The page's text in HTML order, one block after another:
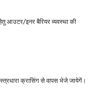
आउटर/इनर बैरियर व्यवस्था की
क्रासिंग से वापस भेजे जायेगें।